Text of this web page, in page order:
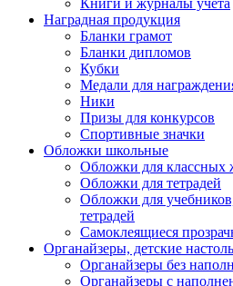
Книги и журналы учета
Наградная продукция
Бланки грамот
Бланки дипломов
Кубки
Медали для
Ники
Призы для конкурсов
Спортивные значки
Обложки школьные
Обложки для классных
Обложки для тетрадей
Обложки для
тетрадей
Самоклеящиеся
Органайзеры, детские
Органайзеры без
Органайзеры с